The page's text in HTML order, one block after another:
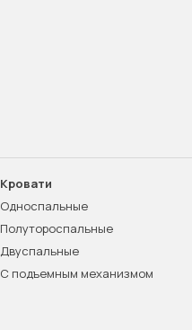
Кровати
Односпальные
Полутороспальные
Двуспальные
С подъемным механизмом